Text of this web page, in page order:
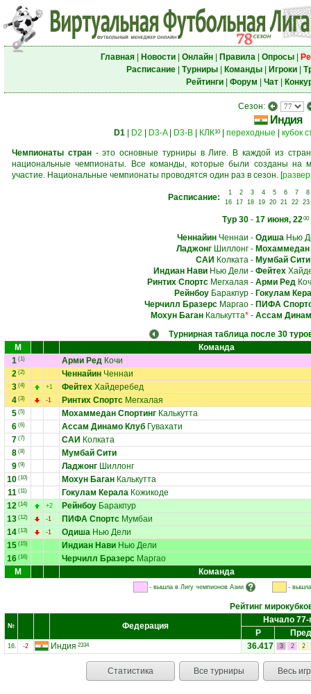
Главная| Новости| Онлайн| Правила| Опросы|
Расписание| Турниры| Команды| Игроки|
Рейтинги| Форум Чат|
Сезон:
Индия
D1 D2 D3-A| D3-B КЛК10| переходные кубок
Чемпионаты стран- это основные турниры в Лиге. В каждой из
национальные чемпионаты. Все команды, которые были созданы на
участие. Национальные чемпионаты проводятся один раз в сезон. [
Расписание: 1 2 3 4 5 6 7
8
16
17 18 19 20 21 22 23
Тур 30- 17 июня, 2200
ЧеннайинЧеннаи - ОдишаНью
ЛаджонгШиллонг- Мохаммедан
САИ Колката- Мумбай Сити
Индиан НавиНью Дели - Фейтех
Ринтих СпортсМегхалая - Арми Ред
РейнбоуБаракпур- Гокулам
Черчилл БразерсМаргао- ПИФА
Мохун БаганКалькутта*- Ассам
Турнирная таблица после 30
М
Команда
1 (1) Арми Ред Кочи
2 (2) Ченнайин Ченнаи
3 (4) +1 Фейтех Хайдеребед
4 (3) -1 Ринтих Спортс Мегхалая
5 (5) Мохаммедан Спортинг Калькутта
6 (6) Ассам Динамо Клуб Гувахати
7 (7) САИ Колката
8 (8)
Мумбай Сити
9 (9) Ладжонг Шиллонг
10 (10) Мохун Баган Калькутта
11 (11) Гокулам Керала Кожикоде
12 (14) +2 Рейнбоу Баракпур
13 (12) -1 ПИФА Спортс Мумбаи
14 (13) -1 Одиша Нью Дели
15 (15) Индиан Нави Нью Дели
16 (16) Черчилл Бразерс Маргао
М
Команда
- вышла в Лигу чемпионов Азии - вышла
Рейтинг
№ Федерация
Начало 77-
Р
16. -2 Индия 2334 36.417 3 2 2
Статистика Все турниры Весь